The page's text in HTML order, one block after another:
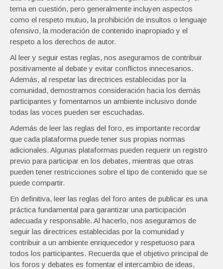
tema en cuestión, pero generalmente incluyen aspectos
como el respeto mutuo, la prohibición de insultos o lenguaje
ofensivo, la moderación de contenido inapropiado y el
respeto a los derechos de autor.
Al leer y seguir estas reglas, nos aseguramos de contribuir
positivamente al debate y evitar conflictos innecesarios.
Además, al respetar las directrices establecidas por la
comunidad, demostramos consideración hacia los demás
participantes y fomentamos un ambiente inclusivo donde
todas las voces pueden ser escuchadas.
Además de leer las reglas del foro, es importante recordar
que cada plataforma puede tener sus propias normas
adicionales. Algunas plataformas pueden requerir un registro
previo para participar en los debates, mientras que otras
pueden tener restricciones sobre el tipo de contenido que se
puede compartir.
En definitiva, leer las reglas del foro antes de publicar es una
práctica fundamental para garantizar una participación
adecuada y responsable. Al hacerlo, nos aseguramos de
seguir las directrices establecidas por la comunidad y
contribuir a un ambiente enriquecedor y respetuoso para
todos los participantes. Recuerda que el objetivo principal de
los foros y debates es fomentar el intercambio de ideas,